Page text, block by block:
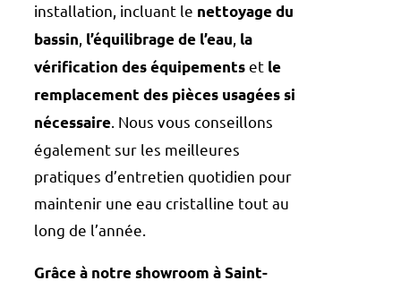
installation, incluant le nettoyage du
bassin l’équilibrage de l’eau la
vérification des équipementset le
remplacement des pièces usagées si
nécessaire . Nous vous conseillons
également sur les meilleures
pratiques d’entretien quotidien pour
maintenir une eau cristalline tout au
long de l’année.
Grâce à notre showroom à Saint-